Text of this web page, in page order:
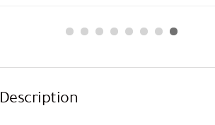
Description